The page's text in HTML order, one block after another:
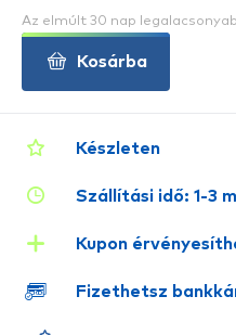
Készleten
Szállítási idő: 1-3
Kupon
Fizethetsz
Az elmúlt 30 nap
Kosárba